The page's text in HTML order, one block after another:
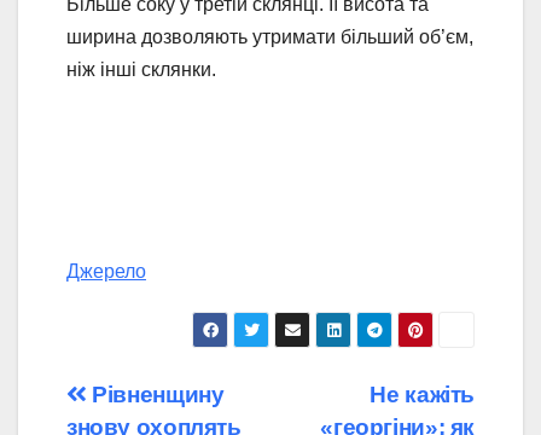
Більше соку у третій склянці. Її висота та
ширина дозволяють утримати більший об’єм,
ніж інші склянки.
Джерело
Навігація
Не кажіть
«георгіни»: як
Рівненщину
знову охоплять